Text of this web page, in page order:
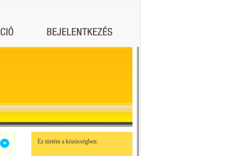
Ez történt a közösségben: